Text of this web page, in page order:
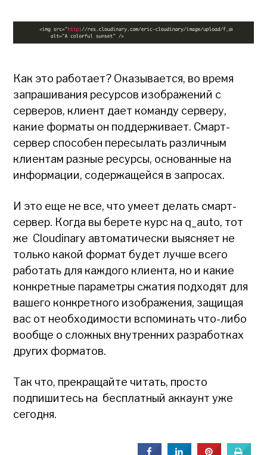
Как это работает? Оказывается, во время
запрашивания ресурсов изображений с
серверов, клиент дает команду серверу,
какие форматы он поддерживает. Смарт-
сервер способен пересылать различным
клиентам разные ресурсы, основанные на
информации, содержащейся в запросах.
И это еще не все, что умеет делать смарт-
сервер. Когда вы берете курс на q_auto, тот
же Cloudinary автоматически выясняет не
только какой формат будет лучше всего
работать для каждого клиента, но и какие
конкретные параметры сжатия подходят для
вашего конкретного изображения, защищая
вас от необходимости вспоминать что-либо
вообще о сложных внутренних разработках
других форматов.
Так что, прекращайте читать, просто
подпишитесь на бесплатный аккаунт уже
сегодня.